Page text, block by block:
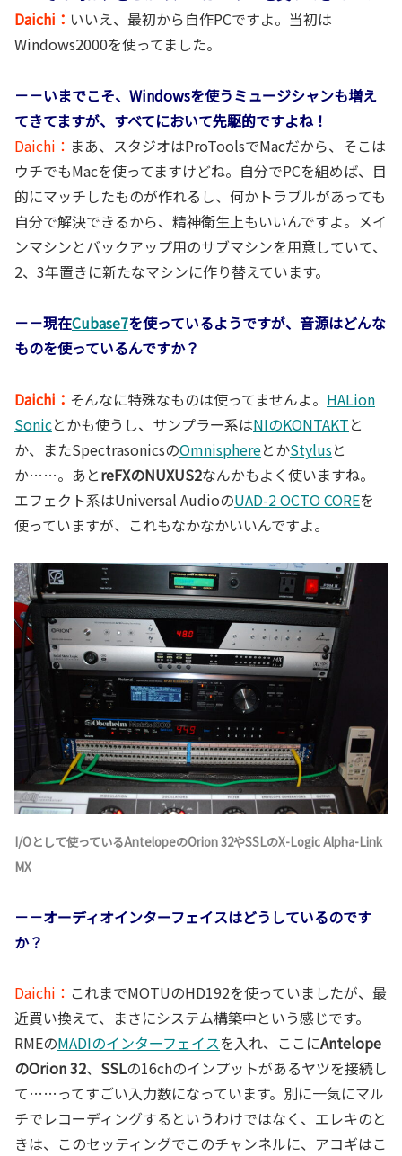
Daichi： いいえ、最初から自作PCですよ。当初は
Windows2000を使ってました。
－－いまでこそ、Windowsを使うミュージシャンも増え
てきてますが、すべてにおいて先駆的ですよね！
Daichi： まあ、スタジオはProToolsでMacだから、そこは
ウチでもMacを使ってますけどね。自分でPCを組めば、目
的にマッチしたものが作れるし、何かトラブルがあっても
自分で解決できるから、精神衛生上もいいんですよ。メイ
ンマシンとバックアップ用のサブマシンを用意していて、
2、3年置きに新たなマシンに作り替えています。
－－現在Cubase7を使っているようですが、音源はどんな
ものを使っているんですか？
Daichi： そんなに特殊なものは使ってませんよ。 HALion
Sonicとかも使うし、サンプラー系はNIのKONTAKTと
か、またSpectrasonicsのOmnisphereとかStylusと
か……。あとreFXのNUXUS2なんかもよく使いますね。
エフェクト系はUniversal AudioのUAD-2 OCTO COREを
使っていますが、これもなかなかいいんですよ。
I/Oとして使っているAntelopeのOrion 32やSSLのX-Logic Alpha-Link
MX
－－オーディオインターフェイスはどうしているのです
か？
Daichi： これまでMOTUのHD192を使っていましたが、最
近買い換えて、まさにシステム構築中という感じです。
RMEのMADIのインターフェイスを入れ、ここにAntelope
のOrion 32、 SSLの16chのインプットがあるヤツを接続し
て……ってすごい入力数になっています。別に一気にマル
チでレコーディングするというわけではなく、エレキのと
きは、このセッティングでこのチャンネルに、アコギはこ